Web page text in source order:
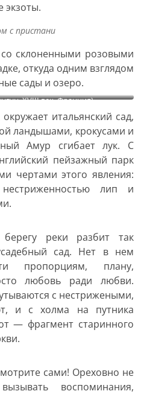
с пристани
склоненными розовыми
откуда одним взглядом
сады и озеро.
XVIII век, Франция).
итальянский сад,
ландышами, крокусами и
Амур сгибает лук. С
пейзажный парк
чертами этого явления:
лип и
реки разбит так
сад. Нет в нем
пропорциям, плану,
любовь ради любви.
с нестрижеными,
и с холма на путника
— фрагмент старинного
сами! Ореховно не
воспоминания,